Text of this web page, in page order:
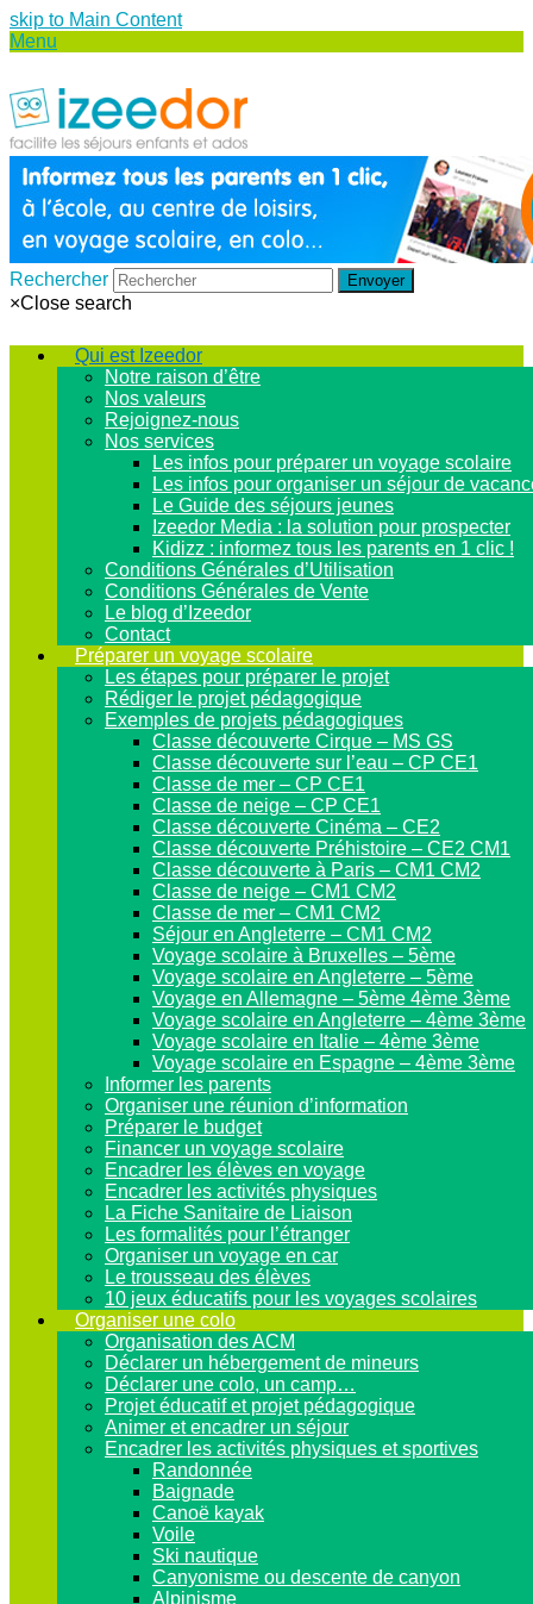
skip to Main Content
Menu
Rechercher Envoyer
×Close search
Qui est Izeedor
Notre raison d’être
Nos valeurs
Rejoignez-nous
Nos services
Les infos pour préparer un voyage scolaire
Les infos pour organiser un séjour de
Le Guide des séjours jeunes
Izeedor Media : la solution pour prospecter
Kidizz : informez tous les parents en 1 clic !
Conditions Générales d’Utilisation
Conditions Générales de Vente
Le blog d’Izeedor
Contact
Préparer un voyage scolaire
Les étapes pour préparer le projet
Rédiger le projet pédagogique
Exemples de projets pédagogiques
Classe découverte Cirque – MS GS
Classe découverte sur l’eau – CP CE1
Classe de mer – CP CE1
Classe de neige – CP CE1
Classe découverte Cinéma – CE2
Classe découverte Préhistoire – CE2 CM1
Classe découverte à Paris – CM1 CM2
Classe de neige – CM1 CM2
Classe de mer – CM1 CM2
Séjour en Angleterre – CM1 CM2
Voyage scolaire à Bruxelles – 5ème
Voyage scolaire en Angleterre – 5ème
Voyage en Allemagne – 5ème 4ème 3ème
Voyage scolaire en Angleterre – 4ème 3ème
Voyage scolaire en Italie – 4ème 3ème
Voyage scolaire en Espagne – 4ème 3ème
Informer les parents
Organiser une réunion d’information
Préparer le budget
Financer un voyage scolaire
Encadrer les élèves en voyage
Encadrer les activités physiques
La Fiche Sanitaire de Liaison
Les formalités pour l’étranger
Organiser un voyage en car
Le trousseau des élèves
10 jeux éducatifs pour les voyages scolaires
Organiser une colo
Organisation des ACM
Déclarer un hébergement de mineurs
Déclarer une colo, un camp…
Projet éducatif et projet pédagogique
Animer et encadrer un séjour
Encadrer les activités physiques et sportives
Randonnée
Baignade
Canoë kayak
Voile
Ski nautique
Canyonisme ou descente de canyon
Alpinisme